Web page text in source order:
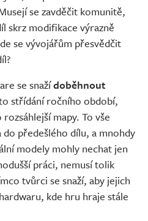
se zavděčit komunitě,
skrz modifikace výrazně
se vývojářům přesvědčit
se snažídoběhnout
střídání ročního období,
mapy. To vše
předešlého dílu, a mnohdy
modely mohly nechat jen
práci, nemusí tolik
tvůrci se snaží, aby jejich
kde hru hraje stále